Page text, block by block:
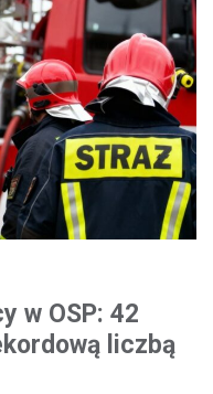
w OSP: 42
liczbą